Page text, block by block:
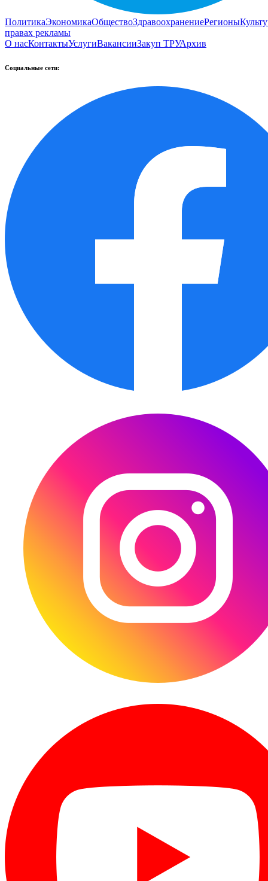
ПолитикаЭкономикаОбществоЗдравоохранениеРегионы
правах рекламы
О насКонтактыУслугиВакансииЗакуп ТРУАрхив
Социальные сети: